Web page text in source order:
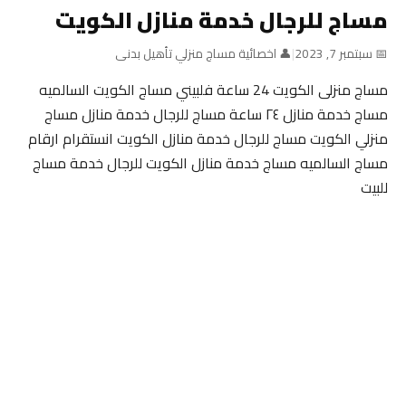
مساج للرجال خدمة منازل الكويت
📅 سبتمبر 7, 2023 |👤 اخصائية مساج منزلي تأهيل بدنى
مساج منزلى الكويت 24 ساعة فلبيني مساج الكويت السالميه
مساج خدمة منازل ٢٤ ساعة مساج للرجال خدمة منازل مساج
منزلي الكويت مساج للرجال خدمة منازل الكويت انستقرام ارقام
مساج السالميه مساج خدمة منازل الكويت للرجال خدمة مساج
للبيت